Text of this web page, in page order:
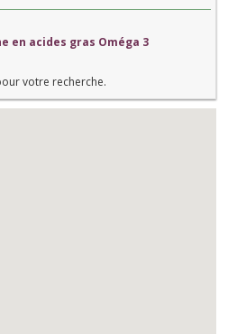
en acides gras Oméga 3
votre recherche.